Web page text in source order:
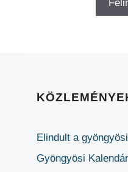
Elindult a
Gyöngyösi